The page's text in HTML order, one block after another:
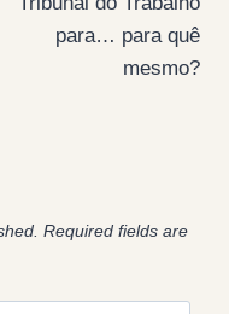
para… para quê
mesmo?
Required fields are